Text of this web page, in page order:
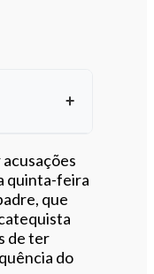
quinta-feira
que
de ter
do